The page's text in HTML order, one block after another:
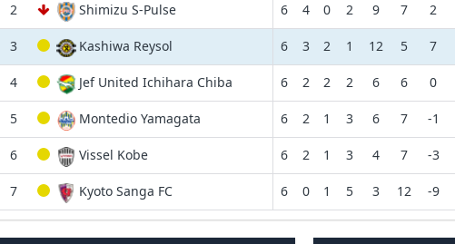
2 Shimizu S-Pulse 6 4 0 2 9 7 2
3 Kashiwa Reysol 6 3 2 1 12 5 7
4 Jef United Ichihara Chiba 6 2 2 2 6 6 0
5 Montedio Yamagata 6 2 1 3 6 7 -1
6 Vissel Kobe 6 2 1 3 4 7 -3
7 Kyoto Sanga FC 6 0 1 5 3 12 -9